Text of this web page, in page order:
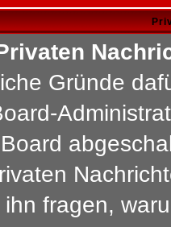
Gründe
fragen,